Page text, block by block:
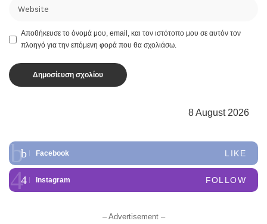
Αποθήκευσε το όνομά μου, email, και τον ιστότοπο μου σε αυτόν τον
πλοηγό για την επόμενη φορά που θα σχολιάσω.
8 August 2026
Facebook LIKE
Instagram FOLLOW
– Advertisement –